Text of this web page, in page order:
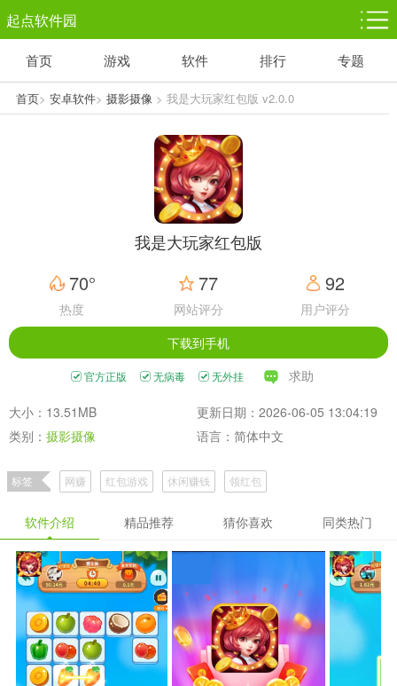
起点软件园
塔防游戏
1千+款游戏
休闲益智
1万+款游戏
体育竞技
5百+款游戏
赛车竞速
3百+款游戏
首页 游戏 软件 排行 专题
首页> 安卓软件> 摄影摄像> 我是大玩家红包版 v2.0.0
我是大玩家红包版
70°
热度
77
网站评分
92
用户评分
下载到手机
官方正版 无病毒 无外挂 求助
大小：13.51MB
更新日期：2026-06-05 13:04:19
类别： 摄影摄像 语言：简体中文
标签 网赚 红包游戏 休闲赚钱 领红包
软件介绍 精品推荐 猜你喜欢 同类热门